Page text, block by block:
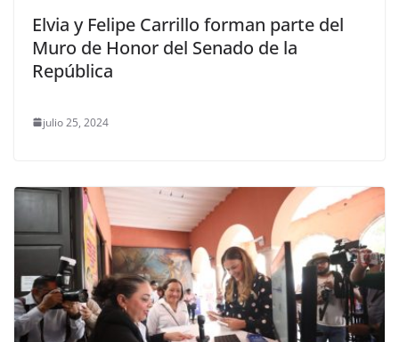
Elvia y Felipe Carrillo forman parte del
Muro de Honor del Senado de la
República
julio 25, 2024